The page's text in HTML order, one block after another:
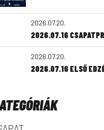
2026.07.20.
2026.07.16
2026.07.20.
2026.07.16 ELSŐ